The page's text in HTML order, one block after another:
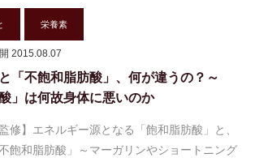
栄養素
2015.08.07
「不飽和脂肪酸」、何が違うの？～
」は何故身体に悪いのか
修】エネルギー源となる「飽和脂肪酸」と、
飽和脂肪酸」～マーガリンやショートニング